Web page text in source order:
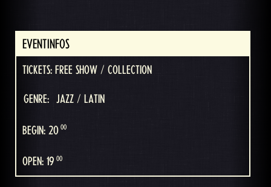
EVENTINFOS
TICKETS: FREE SHOW / COLLECTION
GENRE: JAZZ / LATIN
BEGIN: 20 00
OPEN: 19 00